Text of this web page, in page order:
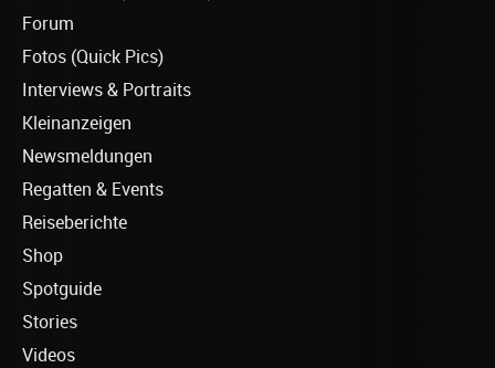
Forum
Fotos (Quick Pics)
Interviews & Portraits
Kleinanzeigen
Newsmeldungen
Regatten & Events
Reiseberichte
Shop
Spotguide
Stories
Videos